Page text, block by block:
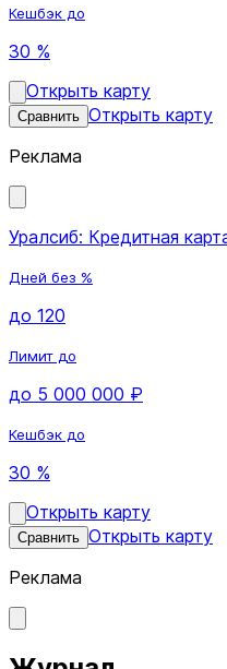
Кешбэк до
30 %
Открыть карту
Сравнить Открыть карту
Реклама
Уралсиб: Кредитная
Дней без %
до 120
Лимит до
до 5 000 000 ₽
Кешбэк до
30 %
Открыть карту
Сравнить Открыть карту
Реклама